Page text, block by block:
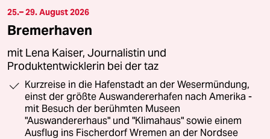
25.– 29. August 2026
Bremerhaven
mit Lena Kaiser, Journalistin und
Produktentwicklerin bei der taz
Kurzreise in die Hafenstadt an der Wesermündung,
einst der größte Auswandererhafen nach Amerika -
mit Besuch der berühmten Museen
"Auswandererhaus" und "Klimahaus" sowie einem
Ausflug ins Fischerdorf Wremen an der Nordsee